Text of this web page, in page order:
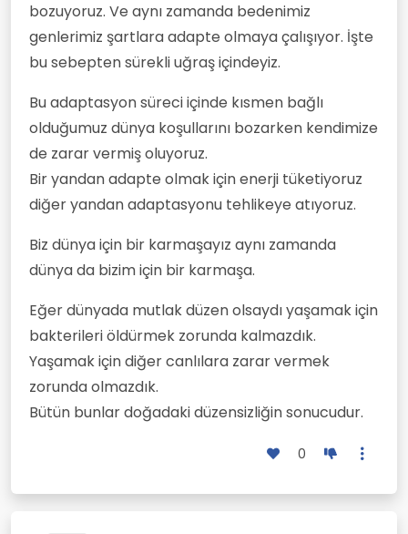
bozuyoruz. Ve aynı zamanda bedenimiz
genlerimiz şartlara adapte olmaya çalışıyor. İşte
bu sebepten sürekli uğraş içindeyiz.
Bu adaptasyon süreci içinde kısmen bağlı
olduğumuz dünya koşullarını bozarken kendimize
de zarar vermiş oluyoruz.
Bir yandan adapte olmak için enerji tüketiyoruz
diğer yandan adaptasyonu tehlikeye atıyoruz.
Biz dünya için bir karmaşayız aynı zamanda
dünya da bizim için bir karmaşa.
Eğer dünyada mutlak düzen olsaydı yaşamak için
bakterileri öldürmek zorunda kalmazdık.
Yaşamak için diğer canlılara zarar vermek
zorunda olmazdık.
Bütün bunlar doğadaki düzensizliğin sonucudur.
0